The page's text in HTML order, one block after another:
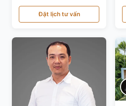
Nội KT21010
Đặt lịch tư vấn